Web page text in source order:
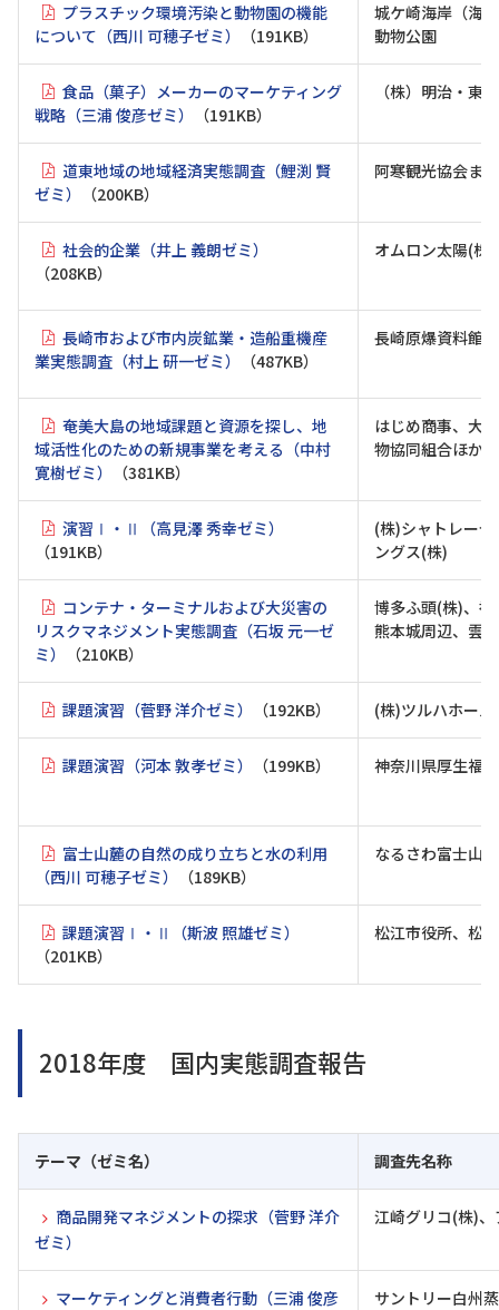
プラスチック環境汚染と動物園の機能
について（西川 可穂子ゼミ）
（191KB）
城ケ崎海岸（海
動物公園
食品（菓子）メーカーのマーケティング
戦略（三浦 俊彦ゼミ）
（191KB）
（株）明治・東
道東地域の地域経済実態調査（鯉渕 賢
ゼミ）
（200KB）
阿寒観光協会ま
社会的企業（井上 義朗ゼミ）
（208KB）
オムロン太陽(株)
長崎市および市内炭鉱業・造船重機産
業実態調査（村上 研一ゼミ）
（487KB）
長崎原爆資料館
奄美大島の地域課題と資源を探し、地
域活性化のための新規事業を考える（中村
寛樹ゼミ）
（381KB）
はじめ商事、大
物協同組合ほか
演習Ⅰ・Ⅱ（高見澤 秀幸ゼミ）
（191KB）
(株)シャトレー
ングス(株)
コンテナ・ターミナルおよび大災害の
リスクマネジメント実態調査（石坂 元一ゼ
ミ）
（210KB）
博多ふ頭(株)、
熊本城周辺、雲
課題演習（菅野 洋介ゼミ） （192KB） (株)ツルハホー
課題演習（河本 敦孝ゼミ） （199KB） 神奈川県厚生福
富士山麓の自然の成り立ちと水の利用
（西川 可穂子ゼミ）
（189KB）
なるさわ富士山
課題演習Ⅰ・Ⅱ（斯波 照雄ゼミ）
（201KB）
松江市役所、松
2018年度 国内実態調査報告
テーマ（ゼミ名） 調査先名称
商品開発マネジメントの探求（菅野 洋介
ゼミ）
江崎グリコ(株)
マーケティングと消費者行動（三浦 俊彦
サントリー白州